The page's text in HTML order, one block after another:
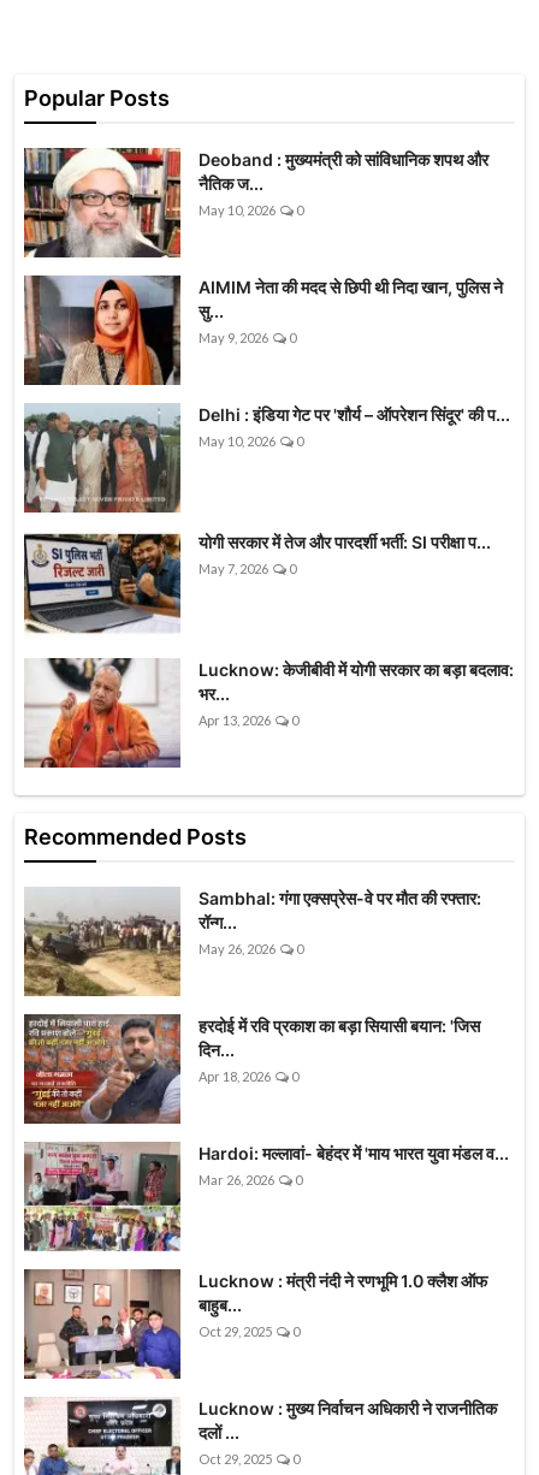
Popular Posts
Deoband : मुख्यमंत्री को सांविधानिक शपथ और
नैतिक ज...
May 10, 2026 0
AIMIM नेता की मदद से छिपी थी निदा खान, पुलिस ने
सु...
May 9, 2026 0
Delhi : इंडिया गेट पर 'शौर्य – ऑपरेशन सिंदूर' की प...
May 10, 2026 0
योगी सरकार में तेज और पारदर्शी भर्ती: SI परीक्षा प...
May 7, 2026 0
Lucknow: केजीबीवी में योगी सरकार का बड़ा बदलाव:
भर...
Apr 13, 2026 0
Recommended Posts
Sambhal: गंगा एक्सप्रेस-वे पर मौत की रफ्तार:
रॉन्ग...
May 26, 2026 0
हरदोई में रवि प्रकाश का बड़ा सियासी बयान: 'जिस
दिन...
Apr 18, 2026 0
Hardoi: मल्लावां- बेहंदर में 'माय भारत युवा मंडल व...
Mar 26, 2026 0
Lucknow : मंत्री नंदी ने रणभूमि 1.0 क्लैश ऑफ
बाहुब...
Oct 29, 2025 0
Lucknow : मुख्य निर्वाचन अधिकारी ने राजनीतिक
दलों ...
Oct 29, 2025 0